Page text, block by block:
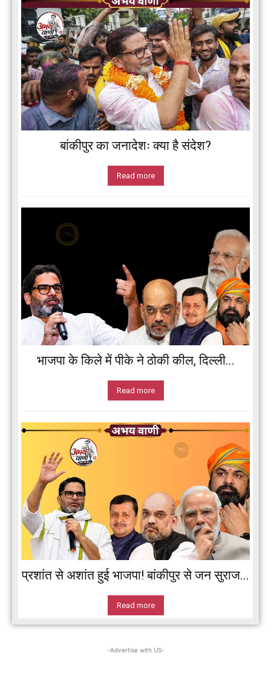
बांकीपुर का जनादेशः क्या है संदेश?
Read more
भाजपा के किले में पीके ने ठोकी कील, दिल्ली...
Read more
प्रशांत से अशांत हुई भाजपा! बांकीपुर से जन सुराज...
Read more
-Advertise with US-